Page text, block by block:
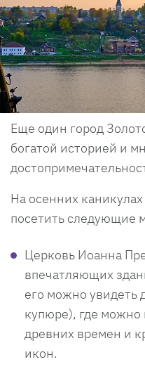
Еще один город
богатой историей и
На осенних
посетить следующие
Церковь Иоанна
впечатляющих
его можно увидеть
купюре), где можно
древних времен и
икон.